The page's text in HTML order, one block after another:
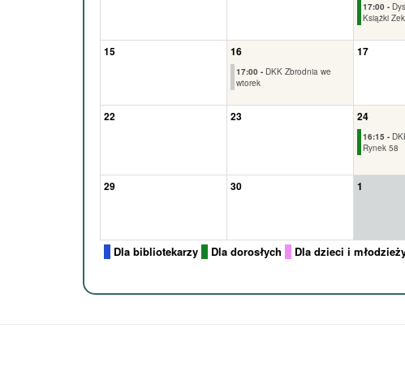
17:00 -
Książki
15 16
17:00 - DKK Zbrodnia we
wtorek
17
22 23 24
16:15 -
Rynek 58
29 30 1
Dla bibliotekarzy Dla dorosłych Dla dzieci i